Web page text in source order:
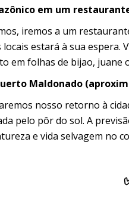
em um
iremos a um
estará à sua espera.
em folhas de bijao, juane
Maldonado
nosso retorno à
pelo pôr do sol. A
e vida selvagem no